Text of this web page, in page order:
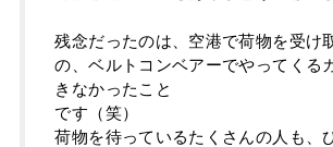
残念だったのは、空港で荷物を受け
の、ベルトコンベアーでやってくる
きなかったこと
です（笑）
荷物を待っているたくさんの人も、